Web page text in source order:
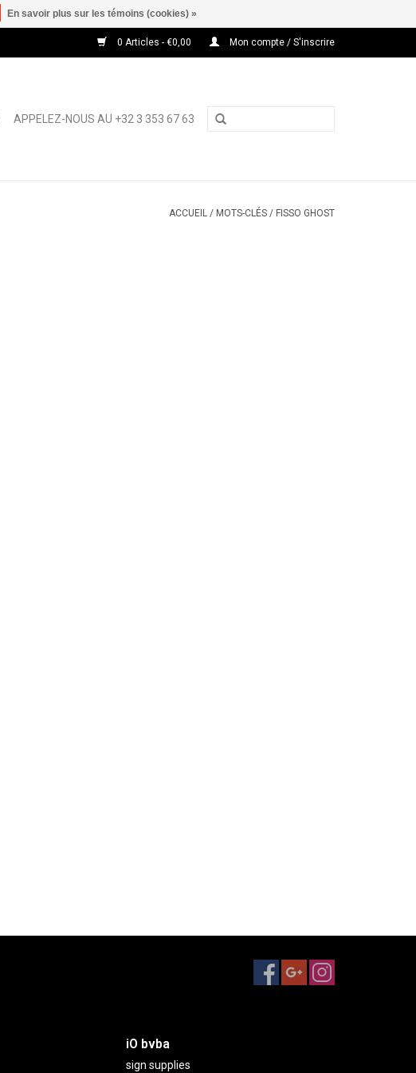
0 Articles - €0,00 Mon compte / S'inscrire
APPELEZ-NOUS AU +32 3 353 67 63
ACCUEIL / MOTS-CLÉS / FISSO GHOST
iO bvba
sign supplies
En savoir plus sur les témoins (cookies) »